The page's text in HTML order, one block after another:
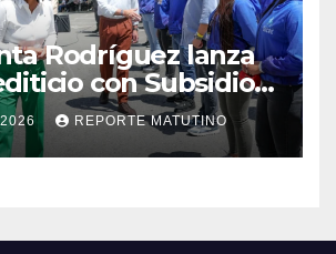
Rodríguez lanza
con Subsidio
encuentro con
Condominio
REPORTE MATUTINO